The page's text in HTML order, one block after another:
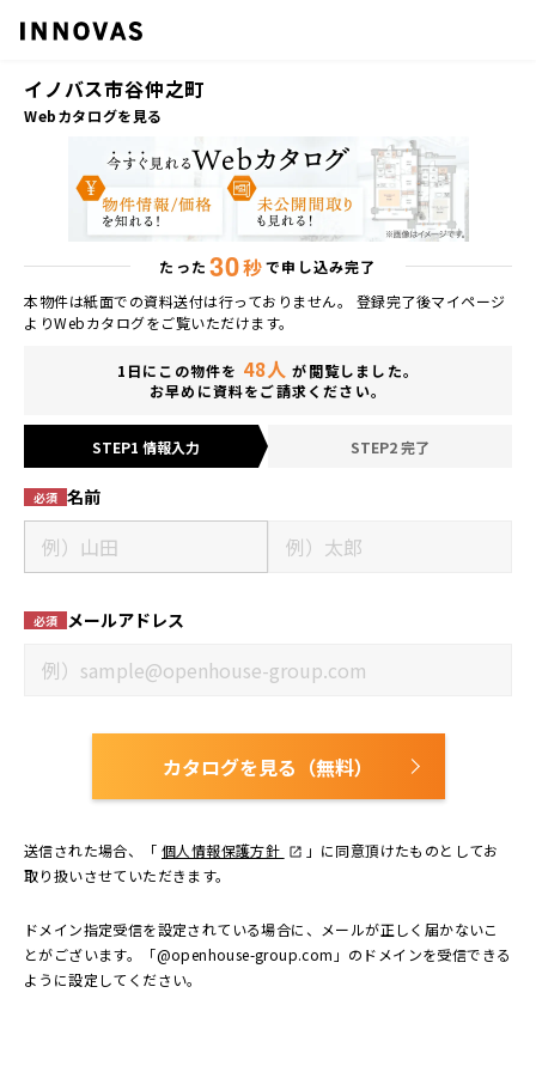
イノバス市谷仲之町
Webカタログを見る
たった 30秒で申し込み完了
本物件は紙面での資料送付は行っておりません。 登録完了後マイページ
よりWebカタログをご覧いただけます。
1日にこの物件を 48人 が閲覧しました。
お早めに資料をご請求ください。
STEP1 情報入力 STEP2 完了
必須 名前
必須 メールアドレス
カタログを見る（無料）
送信された場合、「 個人情報保護方針
」に同意頂けたものとしてお
取り扱いさせていただきます。
ドメイン指定受信を設定されている場合に、メールが正しく届かないこ
とがございます。「@openhouse-group.com」のドメインを受信できる
ように設定してください。